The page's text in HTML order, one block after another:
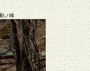
ノ峰